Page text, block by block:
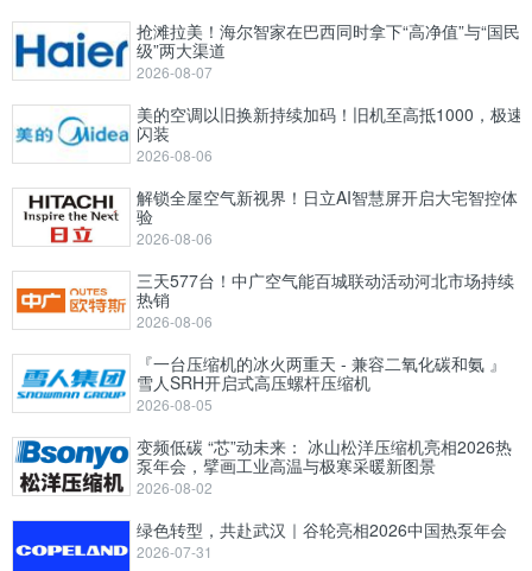
抢滩拉美！海尔智家在巴西同时拿下“高净值”与“国民
级”两大渠道
2026-08-07
美的空调以旧换新持续加码！旧机至高抵1000，极速
闪装
2026-08-06
解锁全屋空气新视界！日立AI智慧屏开启大宅智控体
验
2026-08-06
三天577台！中广空气能百城联动活动河北市场持续
热销
2026-08-06
『一台压缩机的冰火两重天 - 兼容二氧化碳和氨 』
雪人SRH开启式高压螺杆压缩机
2026-08-05
变频低碳 “芯”动未来： 冰山松洋压缩机亮相2026热
泵年会，擘画工业高温与极寒采暖新图景
2026-08-02
绿色转型，共赴武汉｜谷轮亮相2026中国热泵年会
2026-07-31